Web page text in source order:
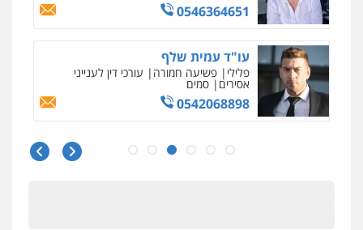
0546364651
עו"ד עמית שלף
פלילי פשיעה חמורה עורכי דין לענייני
אסירים סמים
0542068898
עו"ד מירב נוסבוים
עורכי דין